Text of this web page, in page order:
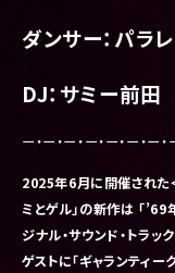
ダンサー：パラ
DJ：サミー前田
ー・ー・ー・ー・ー・ー・ー・
2025年6月に開催された
ミとゲル」の新作は 「
ジナル・サウンド・トラック
ゲストに「ギャランティー